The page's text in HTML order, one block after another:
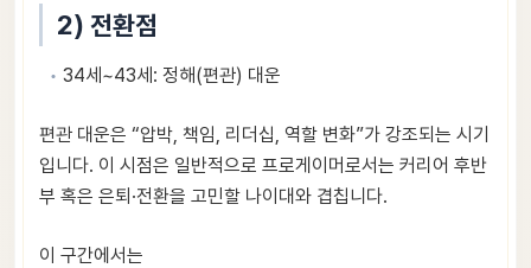
2) 전환점
34세~43세: 정해(편관) 대운
편관 대운은 “압박, 책임, 리더십, 역할 변화”가 강조되는 시기
입니다. 이 시점은 일반적으로 프로게이머로서는 커리어 후반
부 혹은 은퇴·전환을 고민할 나이대와 겹칩니다.
이 구간에서는